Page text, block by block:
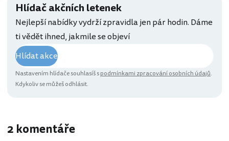
Hlídač akčních letenek
Nejlepší nabídky vydrží zpravidla jen pár hodin. Dáme
ti vědět ihned, jakmile se objeví
Hlídat akce
Nastavením hlídače souhlasíš spodmínkami zpracování osobních údajů.
Kdykoliv se můžeš odhlásit.
2 komentáře